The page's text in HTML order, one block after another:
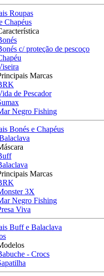
Roupas
Chapéus
c/ proteção de pescoço
Marcas
de Pescador
Negro Fishing
Bonés e Chapéus
Marcas
3X
Negro Fishing
Viva
Buff e Balaclava
- Crocs